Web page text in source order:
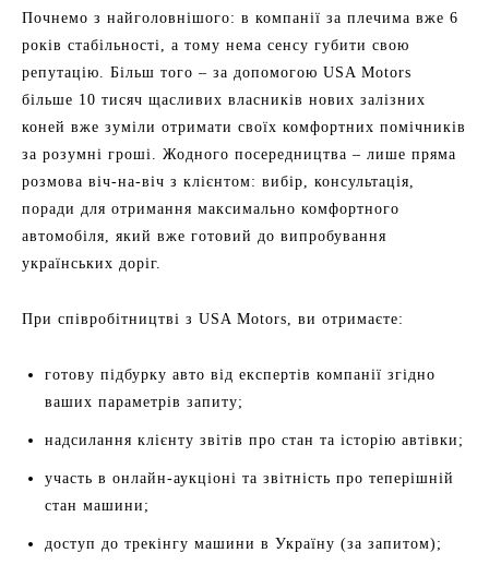
Почнемо з найголовнішого: в компанії за плечима вже 6
років стабільності, а тому нема сенсу губити свою
репутацію. Більш того – за допомогою USA Motors
більше 10 тисяч щасливих власників нових залізних
коней вже зуміли отримати своїх комфортних помічників
за розумні гроші. Жодного посередництва – лише пряма
розмова віч-на-віч з клієнтом: вибір, консультація,
поради для отримання максимально комфортного
автомобіля, який вже готовий до випробування
українських доріг.
При співробітництві з USA Motors, ви отримаєте:
готову підбурку авто від експертів компанії згідно
ваших параметрів запиту;
надсилання клієнту звітів про стан та історію автівки;
участь в онлайн-аукціоні та звітність про теперішній
стан машини;
доступ до трекінгу машини в Україну (за запитом);